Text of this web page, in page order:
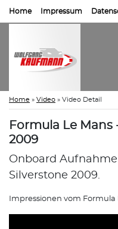
Home Impressum
Home » Video » Video Detail
Formula Le
2009
Onboard
Silverstone 2009.
Impressionen vom Formula